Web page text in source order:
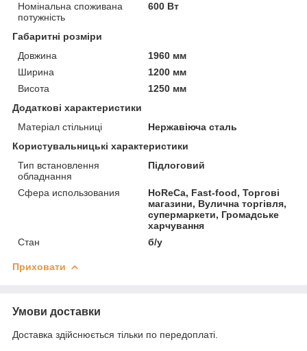
Номінальна споживана
потужність
600 Вт
Габаритні розміри
Довжина
1960 мм
Ширина
1200 мм
Висота
1250 мм
Додаткові характеристики
Матеріал стільниці
Нержавіюча сталь
Користувальницькі характеристики
Тип встановлення
обладнання
Підлоговий
Сфера использования
HoReCa, Fast-food, Торгові
магазини, Вулична торгівля,
супермаркети, Громадське
харчування
Стан
б/у
Приховати
Умови доставки
Доставка здійснюється тільки по передоплаті.